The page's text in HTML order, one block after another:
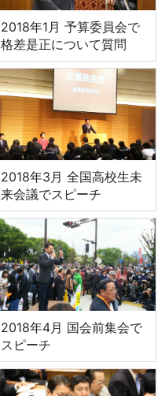
2018年1月 予算委員会で
格差是正について質問
2018年3月 全国高校生未
来会議でスピーチ
2018年4月 国会前集会で
スピーチ